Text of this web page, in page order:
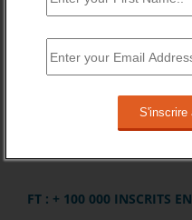
FT : + 100 000 INSCRITS